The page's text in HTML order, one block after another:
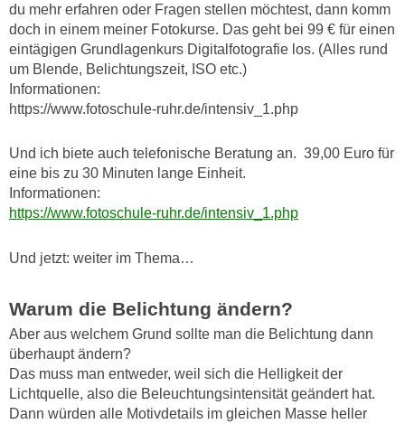
du mehr erfahren oder Fragen stellen möchtest, dann komm
doch in einem meiner Fotokurse. Das geht bei 99 € für einen
eintägigen Grundlagenkurs Digitalfotografie los. (Alles rund
um Blende, Belichtungszeit, ISO etc.)
Informationen:
https://www.fotoschule-ruhr.de/intensiv_1.php
Und ich biete auch telefonische Beratung an. 39,00 Euro für
eine bis zu 30 Minuten lange Einheit.
Informationen:
https://www.fotoschule-ruhr.de/intensiv_1.php
Und jetzt: weiter im Thema…
Warum die Belichtung ändern?
Aber aus welchem Grund sollte man die Belichtung dann
überhaupt ändern?
Das muss man entweder, weil sich die Helligkeit der
Lichtquelle, also die Beleuchtungsintensität geändert hat.
Dann würden alle Motivdetails im gleichen Masse heller